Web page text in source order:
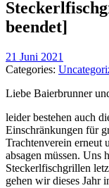
beendet]
21 Juni 2021
Categories:
Liebe Baierbrunner
leider bestehen auch
Einschränkungen für
Trachtenverein erneut
absagen müssen. Uns
Steckerlfischgrillen
gehen wir dieses Jahr